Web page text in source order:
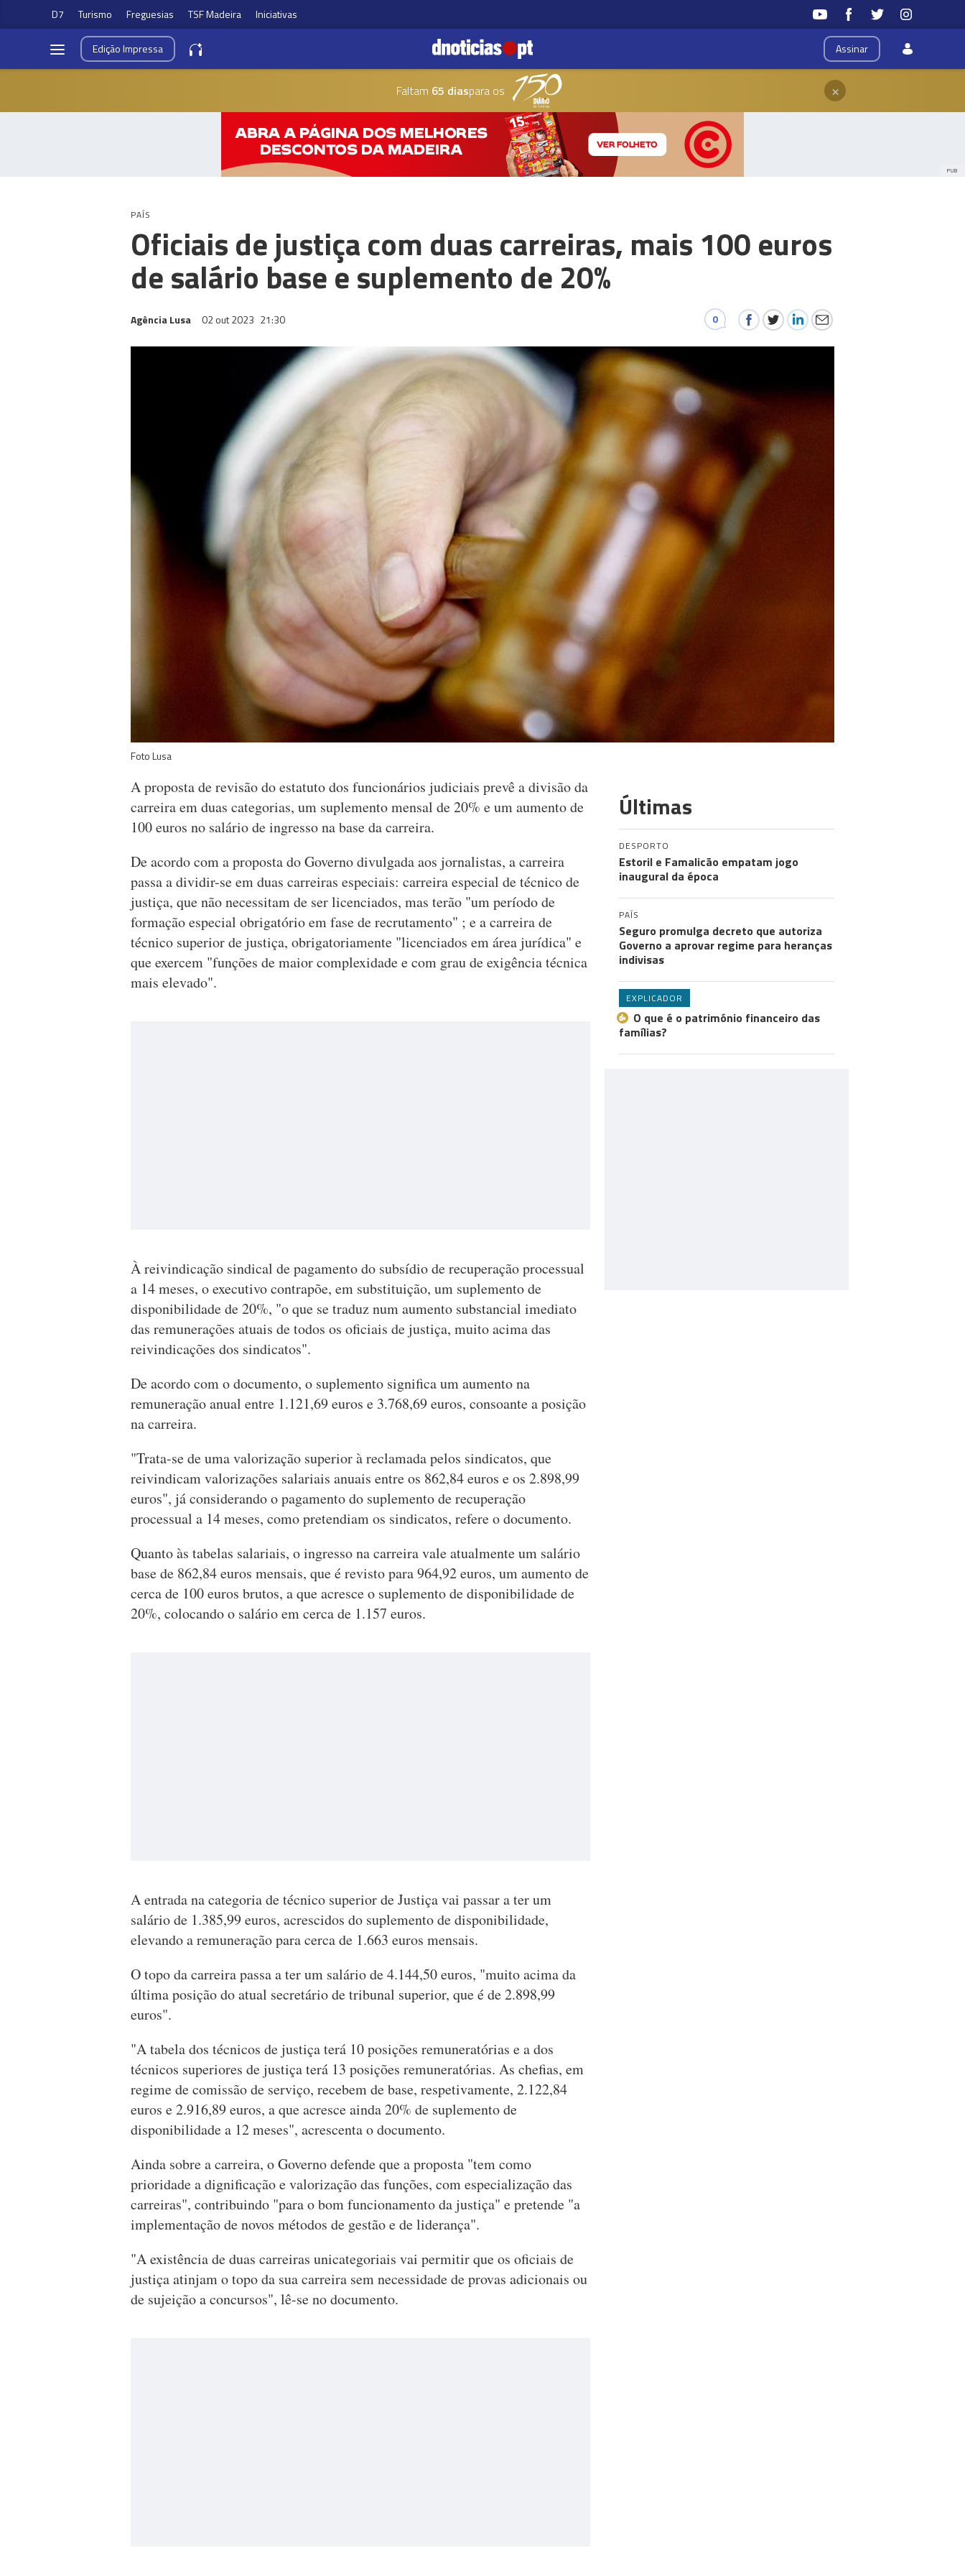
D7 Turismo Freguesias TSF Madeira Iniciativas
Assinar
EdiçãoImpressa
Faltam 65 diaspara os ×
PUB
PAÍS
Oficiais de justiça com duas carreiras, mais 100 euros
de salário base e suplemento de 20%
Agência Lusa 02 out 2023 21:30 0
Foto Lusa
A proposta de revisão do estatuto dos funcionários judiciais prevê a divisão da
carreira em duas categorias, um suplemento mensal de 20% e um aumento de
100 euros no salário de ingresso na base da carreira.
De acordo com a proposta do Governo divulgada aos jornalistas, a carreira
passa a dividir-se em duas carreiras especiais: carreira especial de técnico de
justiça, que não necessitam de ser licenciados, mas terão "um período de
formação especial obrigatório em fase de recrutamento" ; e a carreira de
técnico superior de justiça, obrigatoriamente "licenciados em área jurídica" e
que exercem "funções de maior complexidade e com grau de exigência técnica
mais elevado".
À reivindicação sindical de pagamento do subsídio de recuperação processual
a 14 meses, o executivo contrapõe, em substituição, um suplemento de
disponibilidade de 20%, "o que se traduz num aumento substancial imediato
das remunerações atuais de todos os oficiais de justiça, muito acima das
reivindicações dos sindicatos".
De acordo com o documento, o suplemento significa um aumento na
remuneração anual entre 1.121,69 euros e 3.768,69 euros, consoante a posição
na carreira.
"Trata-se de uma valorização superior à reclamada pelos sindicatos, que
reivindicam valorizações salariais anuais entre os 862,84 euros e os 2.898,99
euros", já considerando o pagamento do suplemento de recuperação
processual a 14 meses, como pretendiam os sindicatos, refere o documento.
Quanto às tabelas salariais, o ingresso na carreira vale atualmente um salário
base de 862,84 euros mensais, que é revisto para 964,92 euros, um aumento de
cerca de 100 euros brutos, a que acresce o suplemento de disponibilidade de
20%, colocando o salário em cerca de 1.157 euros.
A entrada na categoria de técnico superior de Justiça vai passar a ter um
salário de 1.385,99 euros, acrescidos do suplemento de disponibilidade,
elevando a remuneração para cerca de 1.663 euros mensais.
O topo da carreira passa a ter um salário de 4.144,50 euros, "muito acima da
última posição do atual secretário de tribunal superior, que é de 2.898,99
euros".
"A tabela dos técnicos de justiça terá 10 posições remuneratórias e a dos
técnicos superiores de justiça terá 13 posições remuneratórias. As chefias, em
regime de comissão de serviço, recebem de base, respetivamente, 2.122,84
euros e 2.916,89 euros, a que acresce ainda 20% de suplemento de
disponibilidade a 12 meses", acrescenta o documento.
Ainda sobre a carreira, o Governo defende que a proposta "tem como
prioridade a dignificação e valorização das funções, com especialização das
carreiras", contribuindo "para o bom funcionamento da justiça" e pretende "a
implementação de novos métodos de gestão e de liderança".
"A existência de duas carreiras unicategoriais vai permitir que os oficiais de
justiça atinjam o topo da sua carreira sem necessidade de provas adicionais ou
de sujeição a concursos", lê-se no documento.
Últimas
DESPORTO
Estoril e Famalicão empatam jogo
inaugural da época
PAÍS
Seguro promulga decreto que autoriza
Governo a aprovar regime para heranças
indivisas
EXPLICADOR
O que é o património financeiro das
famílias?